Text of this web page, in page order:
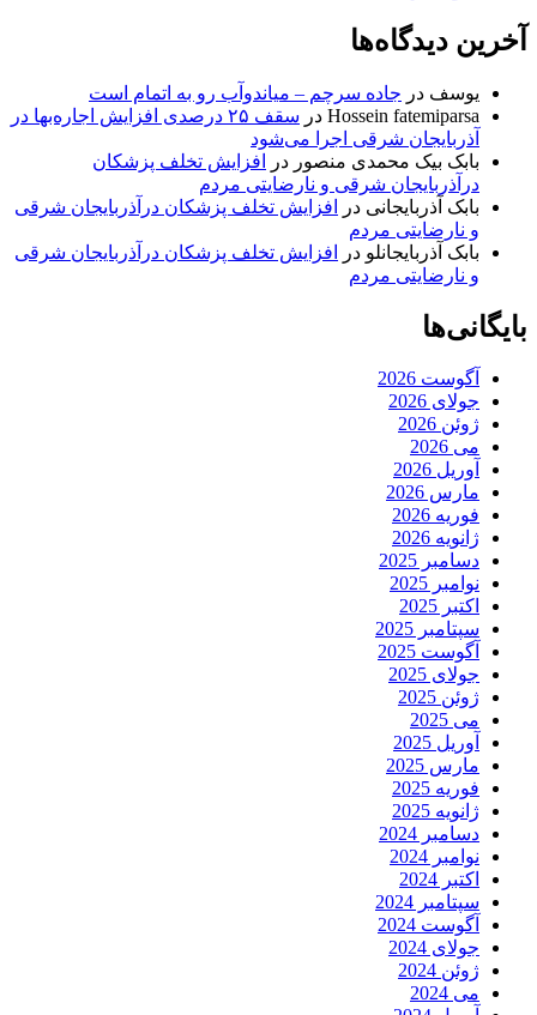
آخرین دیدگاه‌ها
یوسف در جاده سرچم – میاندوآب رو به اتمام است
Hossein fatemiparsa در
سقف ۲۵ درصدی افزایش اجاره‌بها در
آذربایجان شرقی اجرا می‌شود
بابک بیک محمدی منصور در
افزایش تخلف پزشکان
درآذربایجان شرقی و نارضایتی مردم
بابک آذربایجانی در
افزایش تخلف پزشکان درآذربایجان شرقی
و نارضایتی مردم
بابک آذربایجانلو در
افزایش تخلف پزشکان درآذربایجان شرقی
و نارضایتی مردم
بایگانی‌ها
آگوست 2026
جولای 2026
ژوئن 2026
می 2026
آوریل 2026
مارس 2026
فوریه 2026
ژانویه 2026
دسامبر 2025
نوامبر 2025
اکتبر 2025
سپتامبر 2025
آگوست 2025
جولای 2025
ژوئن 2025
می 2025
آوریل 2025
مارس 2025
فوریه 2025
ژانویه 2025
دسامبر 2024
نوامبر 2024
اکتبر 2024
سپتامبر 2024
آگوست 2024
جولای 2024
ژوئن 2024
می 2024